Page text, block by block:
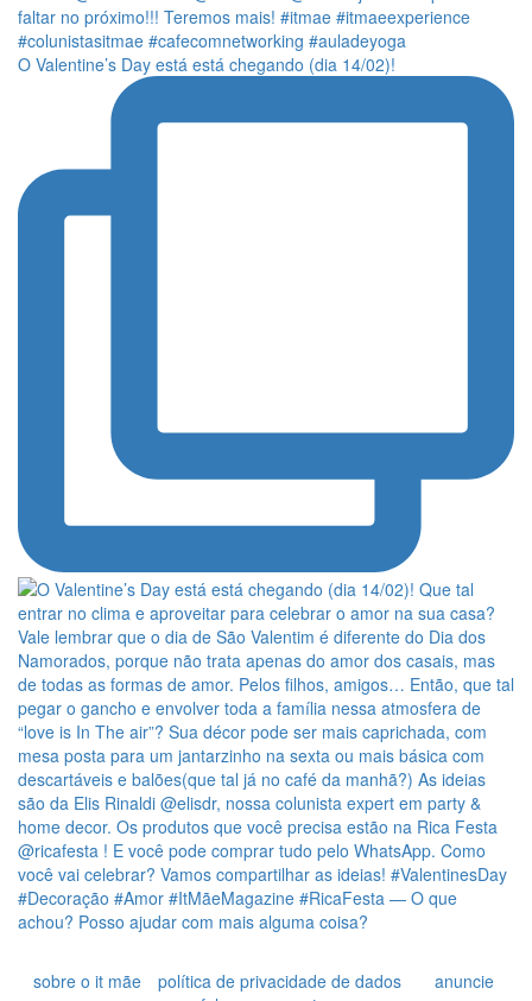
O Valentine’s Day está está chegando (dia 14/02)!
sobre o it mãe política de privacidade de dados
anuncie